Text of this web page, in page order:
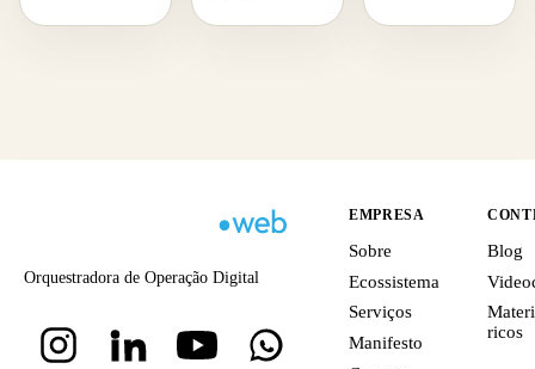
Orquestradora de Operação Digital
EMPRESA
Sobre
Ecossistema
Serviços
Manifesto
Blog
ricos